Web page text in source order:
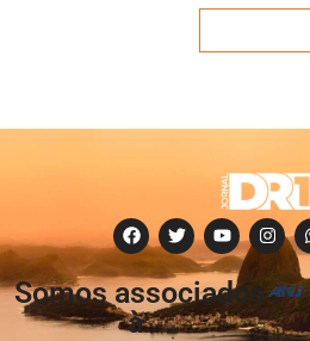
Somos associados
à: